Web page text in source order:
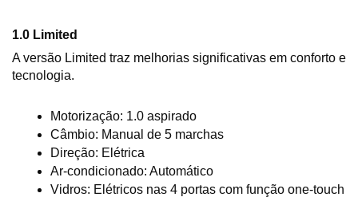
1.0 Limited
A versão Limited traz melhorias significativas em conforto e
tecnologia.
Motorização: 1.0 aspirado
Câmbio: Manual de 5 marchas
Direção: Elétrica
Ar-condicionado: Automático
Vidros: Elétricos nas 4 portas com função one-touch